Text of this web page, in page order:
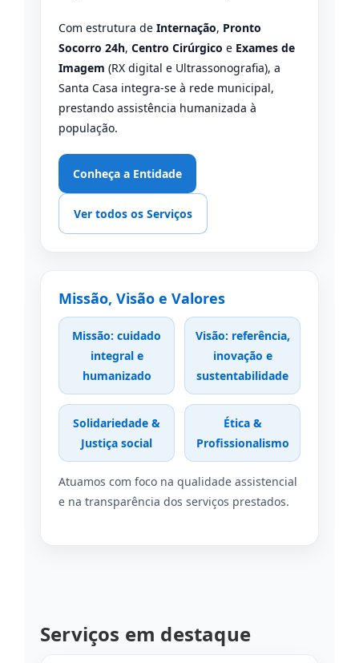
Com estrutura de Internação, Pronto
Socorro 24h, Centro Cirúrgico e Exames de
Imagem (RX digital e Ultrassonografia), a
Santa Casa integra-se à rede municipal,
prestando assistência humanizada à
população.
Conheça a Entidade
Ver todos os Serviços
Missão, Visão e Valores
Missão: cuidado
integral e
humanizado
Visão: referência,
inovação e
sustentabilidade
Solidariedade &
Justiça social
Ética &
Profissionalismo
Atuamos com foco na qualidade assistencial
e na transparência dos serviços prestados.
Serviços em destaque